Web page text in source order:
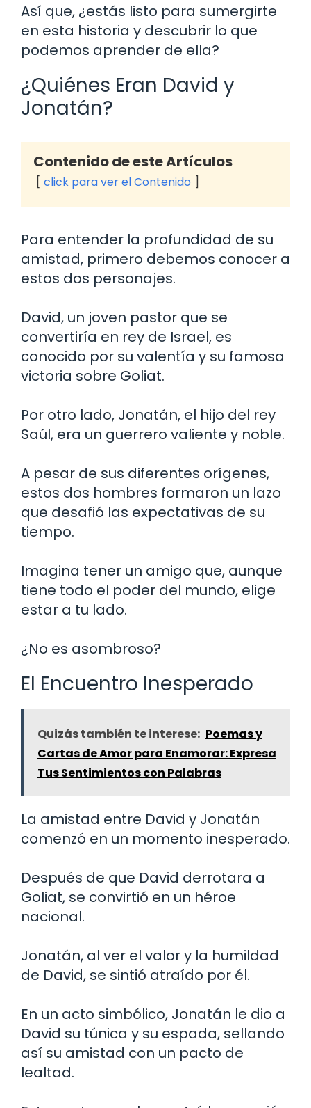
Así que, ¿estás listo para sumergirte
en esta historia y descubrir lo que
podemos aprender de ella?
¿Quiénes Eran David y
Jonatán?
Contenido de este Artículos
click para ver el Contenido
Para entender la profundidad de su
amistad, primero debemos conocer a
estos dos personajes.
David, un joven pastor que se
convertiría en rey de Israel, es
conocido por su valentía y su famosa
victoria sobre Goliat.
Por otro lado, Jonatán, el hijo del rey
Saúl, era un guerrero valiente y noble.
A pesar de sus diferentes orígenes,
estos dos hombres formaron un lazo
que desafió las expectativas de su
tiempo.
Imagina tener un amigo que, aunque
tiene todo el poder del mundo, elige
estar a tu lado.
¿No es asombroso?
El Encuentro Inesperado
Quizás también te interese: Poemas y
Cartas de Amor para Enamorar: Expresa
Tus Sentimientos con Palabras
La amistad entre David y Jonatán
comenzó en un momento inesperado.
Después de que David derrotara a
Goliat, se convirtió en un héroe
nacional.
Jonatán, al ver el valor y la humildad
de David, se sintió atraído por él.
En un acto simbólico, Jonatán le dio a
David su túnica y su espada, sellando
así su amistad con un pacto de
lealtad.